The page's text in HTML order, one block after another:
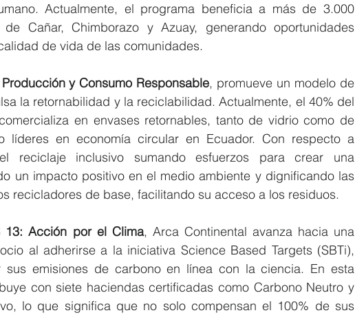
Actualmente, el programa beneficia a más de 3.000
Cañar, Chimborazo y Azuay, generando oportunidades
de vida de las comunidades.
y Consumo Responsable, promueve un modelo de
la retornabilidad y la reciclabilidad. Actualmente, el 40% del
en envases retornables, tanto de vidrio como de
líderes en economía circular en Ecuador. Con respecto a
reciclaje inclusivo sumando esfuerzos para crear una
un impacto positivo en el medio ambiente y dignificando las
recicladores de base, facilitando su acceso a los residuos.
13: Acción por el Clima, Arca Continental avanza hacia una
al adherirse a la iniciativa Science Based Targets (SBTi),
sus emisiones de carbono en línea con la ciencia. En esta
con siete haciendas certificadas como Carbono Neutro y
lo que significa que no solo compensan el 100% de sus